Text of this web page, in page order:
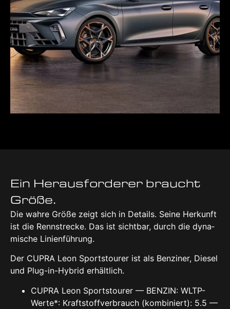
Ein Her­aus­for­de­rer braucht
Grö­ße.
Die wah­re Grö­ße zeigt sich in Details. Sei­ne Her­kunft
ist die Renn­stre­cke. Das ist sicht­bar, durch die dyna­
mi­sche Lini­en­füh­rung.
Der CUP­RA Leon Sports­tou­rer ist als Ben­zi­ner, Die­sel
und Plug-in-Hybrid erhält­lich.
CUP­RA Leon Sports­tou­rer — BEN­ZIN: WLTP-
Wer­te*: Kraft­stoff­ver­brauch (kom­bi­niert): 5.5 —